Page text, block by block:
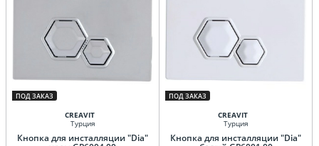
ПОД ЗАКАЗ
CREAVIT
Турция
Кнопка для инсталляции "Dia"
ПОД ЗАКАЗ
CREAVIT
Турция
Кнопка для инсталляции "Dia"